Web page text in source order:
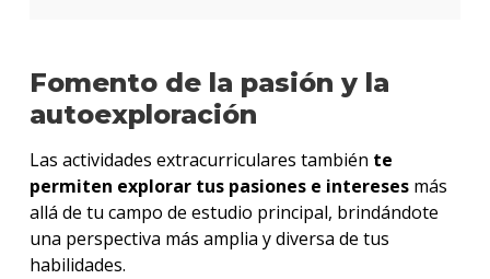
Fomento de la pasión y la
autoexploración
Las actividades extracurriculares también te
permiten explorar tus pasiones e interesesmás
allá de tu campo de estudio principal, brindándote
una perspectiva más amplia y diversa de tus
habilidades.